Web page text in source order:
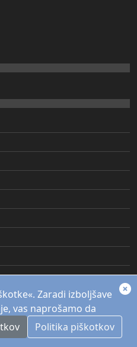
planinsko društvo Kozjak
Zaradi izboljšave
vas naprošamo da
Politika piškotkov